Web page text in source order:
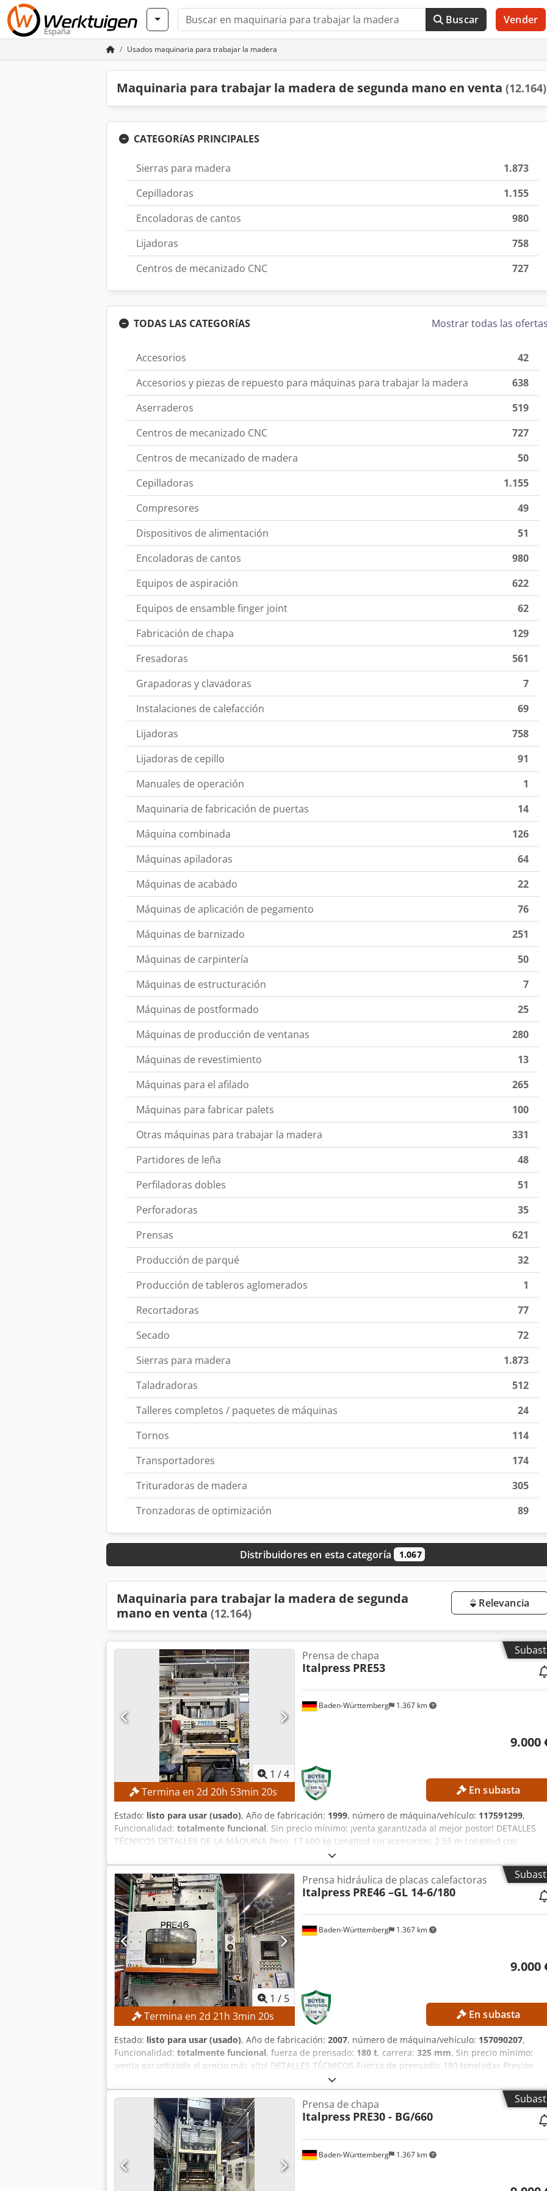
España
Buscar Vender
Usados maquinaria para trabajar la madera
Maquinaria para trabajar la madera de segunda mano en venta (12.164)
CATEGORíAS PRINCIPALES
Sierras para madera
1.873
Cepilladoras
1.155
Encoladoras de cantos
980
Lijadoras
758
Centros de mecanizado CNC
727
TODAS LAS CATEGORíAS Mostrar todas las
Accesorios
42
Accesorios y piezas de repuesto para máquinas para trabajar la madera
638
Aserraderos
519
Centros de mecanizado CNC
727
Centros de mecanizado de madera
50
Cepilladoras
1.155
Compresores
49
Dispositivos de alimentación
51
Encoladoras de cantos
980
Equipos de aspiración
622
Equipos de ensamble finger joint
62
Fabricación de chapa
129
Fresadoras
561
Grapadoras y clavadoras
7
Instalaciones de calefacción
69
Lijadoras
758
Lijadoras de cepillo
91
Manuales de operación
1
Maquinaria de fabricación de puertas
14
Máquina combinada
126
Máquinas apiladoras
64
Máquinas de acabado
22
Máquinas de aplicación de pegamento
76
Máquinas de barnizado
251
Máquinas de carpintería
50
Máquinas de estructuración
7
Máquinas de postformado
25
Máquinas de producción de ventanas
280
Máquinas de revestimiento
13
Máquinas para el afilado
265
Máquinas para fabricar palets
100
Otras máquinas para trabajar la madera
331
Partidores de leña
48
Perfiladoras dobles
51
Perforadoras
35
Prensas
621
Producción de parqué
32
Producción de tableros aglomerados
1
Recortadoras
77
Secado
72
Sierras para madera
1.873
Taladradoras
512
Talleres completos / paquetes de máquinas
24
Tornos
114
Transportadores
174
Trituradoras de madera
305
Tronzadoras de optimización
89
Distribuidores en esta categoría 1.067
Maquinaria para trabajar la madera de segunda
mano en venta (12.164)
Relevancia
1 /4
Termina en 2d 20h 53min 19s
Baden-Württemberg 1.367 km
Prensa de chapa
Italpress PRE53
9.000
En subasta
Estado: listo para usar (usado), Año de fabricación: 1999, número de máquina/vehículo: 117591299,
Funcionalidad: totalmente funcional, Sin precio mínimo: ¡venta garantizada al mejor postor! DETALLES
TÉCNICOS DETALLES DE LA MÁQUINA Peso: 17 600 kg Longitud sin accesorios: 2,55 m Longitud con
accesorios: 3,70 m Ancho sin accesorios: 0,9 m Ancho con accesorios: 1,25 m Dkedsznmdvepfx Alhor
Altura sin accesorios: 4,15 m Altura con accesorios: 4,30 m Tensión de red: 415 V CA Frecuencia: 50 Hz
Aceite hidráulico: AGIP OSO 46 Aceite térmico: AGIP ALARIA 3 EQUIPAMIENTO Marcado CE
1 / 5
Termina en2d21h3min19s
Baden-Württemberg 1.367 km
Prensa hidráulica de placas calefactoras
Italpress PRE46 –GL 14-6/180
9.000
En subasta
Estado: listo para usar (usado), Año de fabricación: 2007, número de máquina/vehículo: 157090207,
Funcionalidad: totalmente funcional, fuerza de prensado: 180 t, carrera: 325 mm, Sin precio mínimo:
¡venta garantizada al precio más alto! DETALLES TÉCNICOS Fuerza de prensado: 180 toneladas Presión
hidráulica máxima: 600 bar Carrera del cilindro: 325 mm Apertura: 325 mm DETALLES DE LA MÁQUINA
Control: Control electrónico con panel de control/CNC Tensión: 400 V / 50 Hz Diseño: Diseño industrial
EQUIPAMIENTO Cabina de seguridad cerrada Sistema de prensado hidráulico Prensa de placas
calefactadas Prensa de termoformado Djdpjznmb Isfx Alhokr
Baden-Württemberg 1.367 km
Prensa de chapa
Italpress PRE30 - BG/660